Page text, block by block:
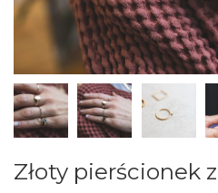
Złoty pierścionek